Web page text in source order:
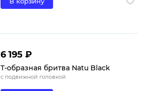
6 195 ₽
Т-образная бритва Natu Black
с подвижной головкой